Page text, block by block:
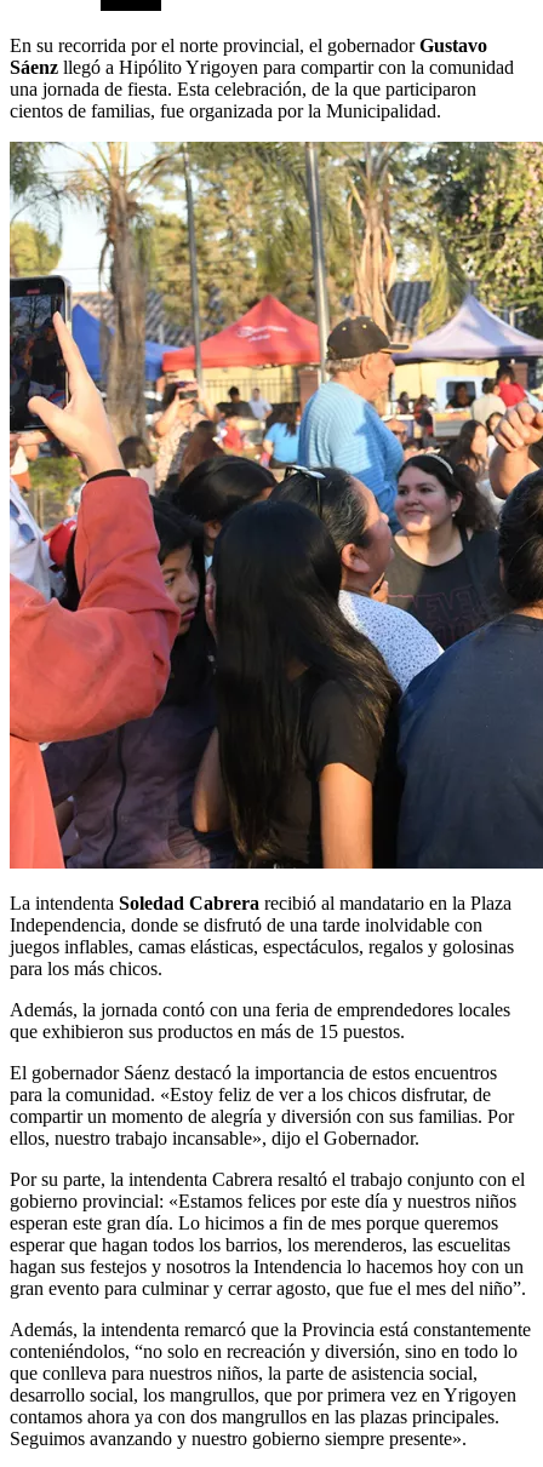
En su recorrida por el norte provincial, el gobernadorGustavo
Sáenz llegó a Hipólito Yrigoyen para compartir con la comunidad
una jornada de fiesta. Esta celebración, de la que participaron
cientos de familias, fue organizada por la Municipalidad.
La intendenta Soledad Cabrera recibió al mandatario en la Plaza
Independencia, donde se disfrutó de una tarde inolvidable con
juegos inflables, camas elásticas, espectáculos, regalos y golosinas
para los más chicos.
Además, la jornada contó con una feria de emprendedores locales
que exhibieron sus productos en más de 15 puestos.
El gobernador Sáenz destacó la importancia de estos encuentros
para la comunidad. «Estoy feliz de ver a los chicos disfrutar, de
compartir un momento de alegría y diversión con sus familias. Por
ellos, nuestro trabajo incansable», dijo el Gobernador.
Por su parte, la intendenta Cabrera resaltó el trabajo conjunto con el
gobierno provincial: «Estamos felices por este día y nuestros niños
esperan este gran día. Lo hicimos a fin de mes porque queremos
esperar que hagan todos los barrios, los merenderos, las escuelitas
hagan sus festejos y nosotros la Intendencia lo hacemos hoy con un
gran evento para culminar y cerrar agosto, que fue el mes del niño”.
Además, la intendenta remarcó que la Provincia está constantemente
conteniéndolos, “no solo en recreación y diversión, sino en todo lo
que conlleva para nuestros niños, la parte de asistencia social,
desarrollo social, los mangrullos, que por primera vez en Yrigoyen
contamos ahora ya con dos mangrullos en las plazas principales.
Seguimos avanzando y nuestro gobierno siempre presente».